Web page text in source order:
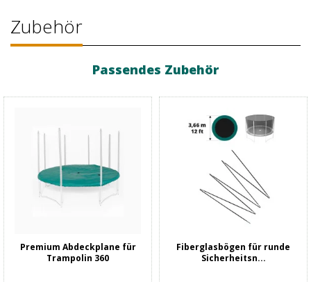
Zubehör
Passendes Zubehör
Premium Abdeckplane für
Trampolin 360
Fiberglasbögen für runde
Sicherheitsn...